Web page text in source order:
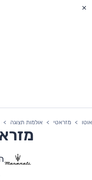
אוטו מזראטי אולמות תצוגה